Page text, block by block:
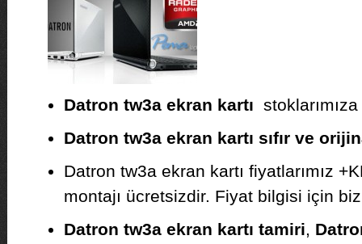
Datron tw3a ekran kartı
Datron tw3a ekran kartı sıfır ve
Datron tw3a ekran kartı fiyatlarımız
montajı ücretsizdir. Fiyat bilgisi için
Datron tw3a ekran kartı tamiri,